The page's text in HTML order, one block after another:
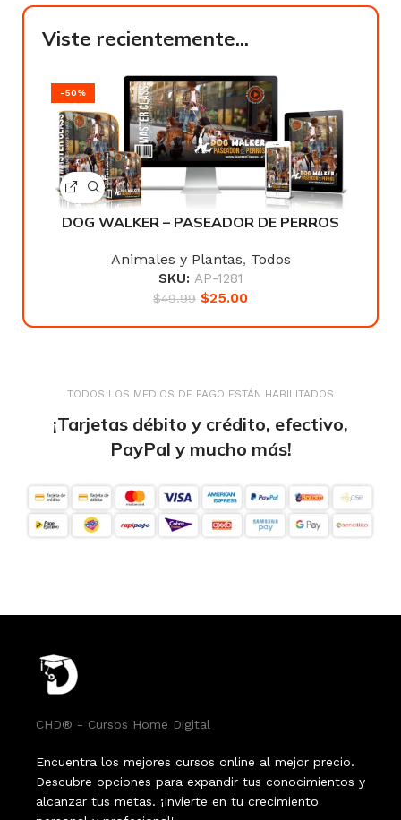
Viste recientemente...
-50%
DOG WALKER – PASEADOR DE PERROS
Animales y Plantas, Todos
SKU: AP-1281
$49.99 $25.00
TODOS LOS MEDIOS DE PAGO ESTÁN HABILITADOS
¡Tarjetas débito y crédito, efectivo,
PayPal y mucho más!
CHD® - Cursos Home Digital
Encuentra los mejores cursos online al mejor precio.
Descubre opciones para expandir tus conocimientos y
alcanzar tus metas. ¡Invierte en tu crecimiento